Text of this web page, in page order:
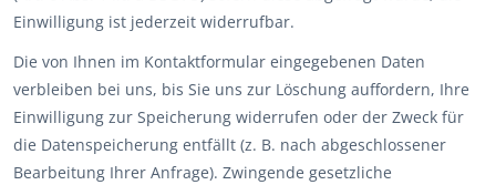
Einwilligung ist jederzeit widerrufbar.
Die von Ihnen im Kontaktformular eingegebenen Daten
verbleiben bei uns, bis Sie uns zur Löschung auffordern, Ihre
Einwilligung zur Speicherung widerrufen oder der Zweck für
die Datenspeicherung entfällt (z. B. nach abgeschlossener
Bearbeitung Ihrer Anfrage). Zwingende gesetzliche